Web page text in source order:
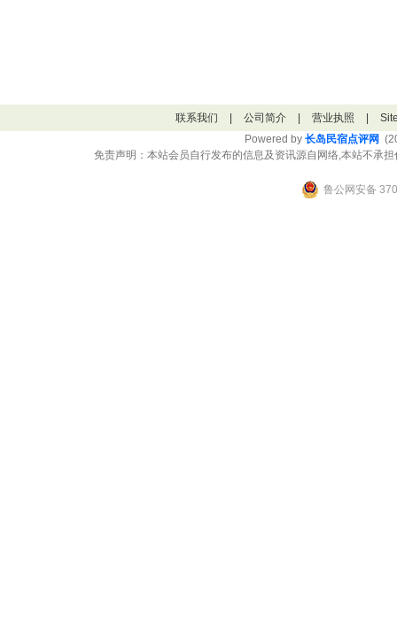
联系我们 公司简介 营业执照
Powered by 长岛民宿点评网
免责声明：本站会员自行发布的信息及资讯源自网络,本站不承
鲁公网安备